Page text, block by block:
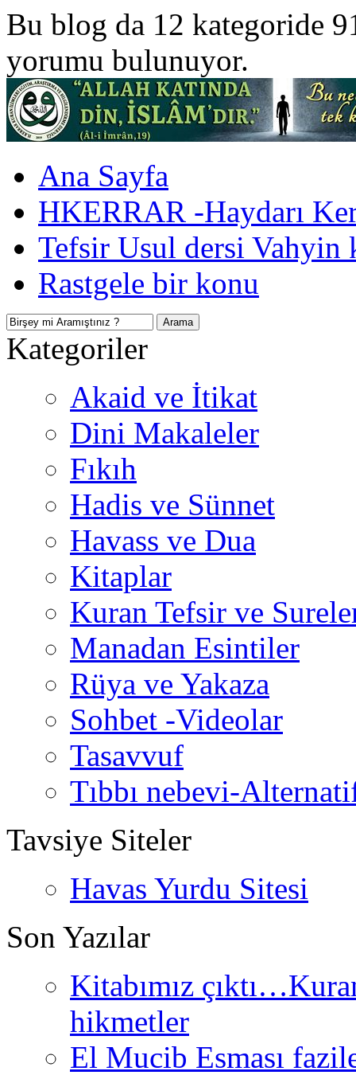
Bu blog da 12 kategoride
yorumu bulunuyor.
Ana Sayfa
HKERRAR -Haydarı
Tefsir Usul dersi Vahyin
Rastgele bir konu
Kategoriler
Akaid ve İtikat
Dini Makaleler
Fıkıh
Hadis ve Sünnet
Havass ve Dua
Kitaplar
Kuran Tefsir ve
Manadan Esintiler
Rüya ve Yakaza
Sohbet -Videolar
Tasavvuf
Tıbbı nebevi-
Tavsiye Siteler
Havas Yurdu Sitesi
Son Yazılar
Kitabımız
hikmetler
El Mucib Esması